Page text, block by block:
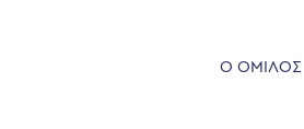
Ο ΟΜΙΛΟΣ